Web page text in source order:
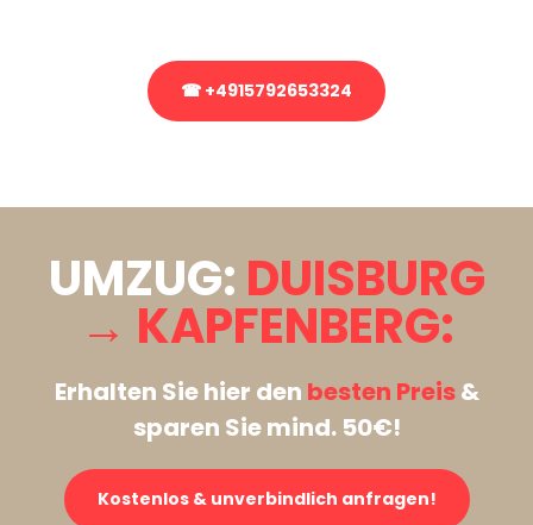
☎ +4915792653324
UMZUG: DUISBURG
→ KAPFENBERG:
Erhalten Sie hier den besten Preis&
sparen Sie mind. 50€!
Kostenlos & unverbindlich anfragen!